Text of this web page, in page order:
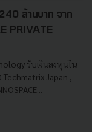
ล้านบาท จาก
PRIVATE
รับเงินลงทุนใน
Japan ,